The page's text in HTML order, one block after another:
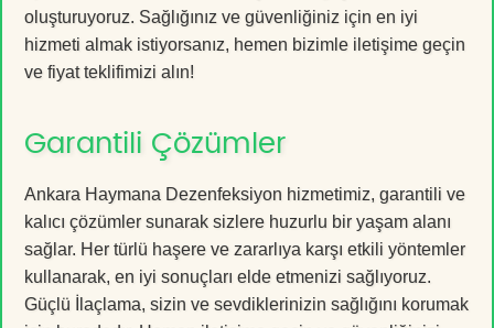
oluşturuyoruz. Sağlığınız ve güvenliğiniz için en iyi
hizmeti almak istiyorsanız, hemen bizimle iletişime geçin
ve fiyat teklifimizi alın!
Garantili Çözümler
Ankara Haymana Dezenfeksiyon hizmetimiz, garantili ve
kalıcı çözümler sunarak sizlere huzurlu bir yaşam alanı
sağlar. Her türlü haşere ve zararlıya karşı etkili yöntemler
kullanarak, en iyi sonuçları elde etmenizi sağlıyoruz.
Güçlü İlaçlama, sizin ve sevdiklerinizin sağlığını korumak